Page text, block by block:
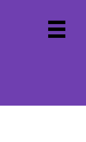
Primary